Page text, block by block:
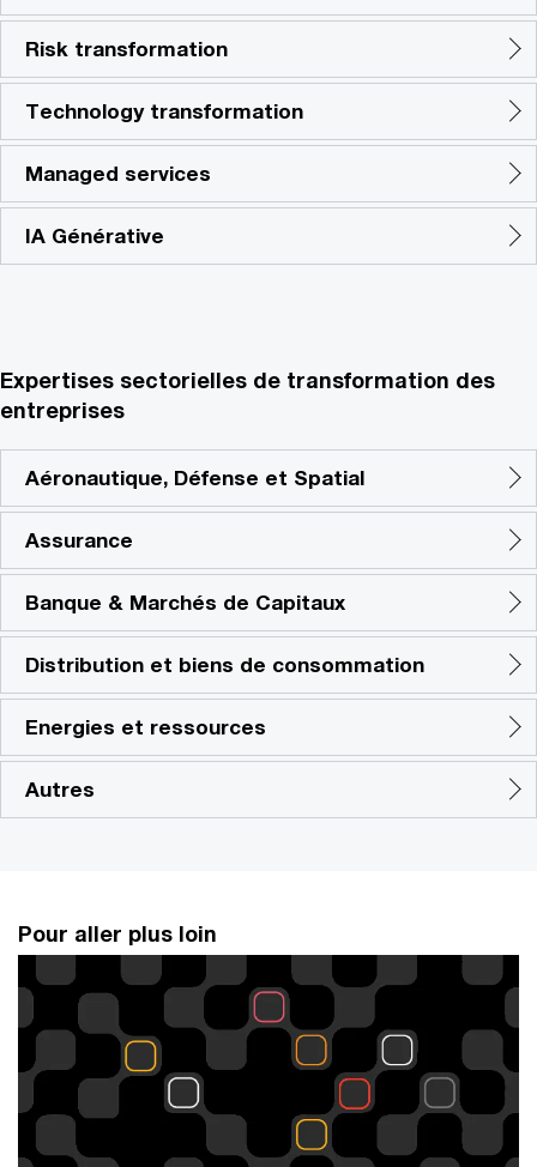
Risk transformation
Technology transformation
Managed services
IA Générative
Expertises sectorielles de transformation des
entreprises
Aéronautique, Défense et Spatial
Assurance
Banque & Marchés de Capitaux
Distribution et biens de consommation
Energies et ressources
Autres
Pour aller plus loin